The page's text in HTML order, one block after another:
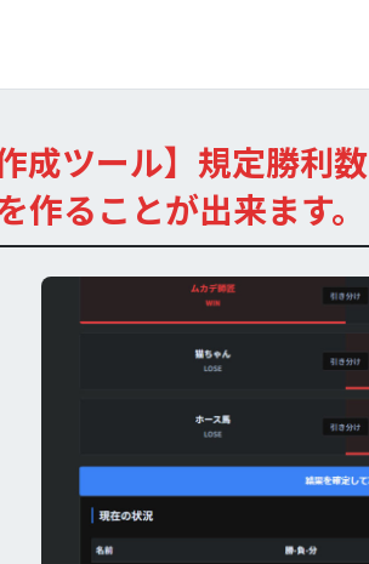
成ツール】規定勝利
作ることが出来ます。